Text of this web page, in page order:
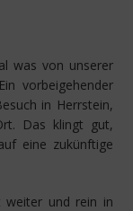
was von unserer
vorbeigehender
in Herrstein,
Das klingt gut,
eine zukünftige
weiter und rein in